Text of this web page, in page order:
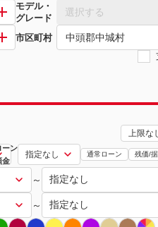
モデル・
グレード
選択する
市区町村 中頭郡中城村
ーン
金
通常ローン 残価/
～
～